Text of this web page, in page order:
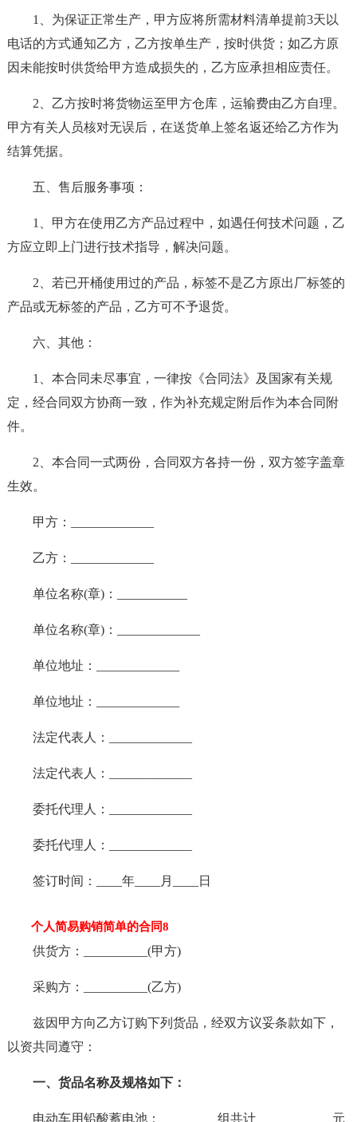
1、为保证正常生产，甲方应将所需材料清单提前3天以
电话的方式通知乙方，乙方按单生产，按时供货；如乙方原
因未能按时供货给甲方造成损失的，乙方应承担相应责任。
2、乙方按时将货物运至甲方仓库，运输费由乙方自理。
甲方有关人员核对无误后，在送货单上签名返还给乙方作为
结算凭据。
五、售后服务事项：
1、甲方在使用乙方产品过程中，如遇任何技术问题，乙
方应立即上门进行技术指导，解决问题。
2、若已开桶使用过的产品，标签不是乙方原出厂标签的
产品或无标签的产品，乙方可不予退货。
六、其他：
1、本合同未尽事宜，一律按《合同法》及国家有关规
定，经合同双方协商一致，作为补充规定附后作为本合同附
件。
2、本合同一式两份，合同双方各持一份，双方签字盖章
生效。
甲方：_____________
乙方：_____________
单位名称(章)：___________
单位名称(章)：_____________
单位地址：_____________
单位地址：_____________
法定代表人：_____________
法定代表人：_____________
委托代理人：_____________
委托代理人：_____________
签订时间：____年____月____日
个人简易购销简单的合同8
供货方：__________(甲方)
采购方：__________(乙方)
兹因甲方向乙方订购下列货品，经双方议妥条款如下，
以资共同遵守：
一、货品名称及规格如下：
电动车用铅酸蓄电池：_________组共计____________元